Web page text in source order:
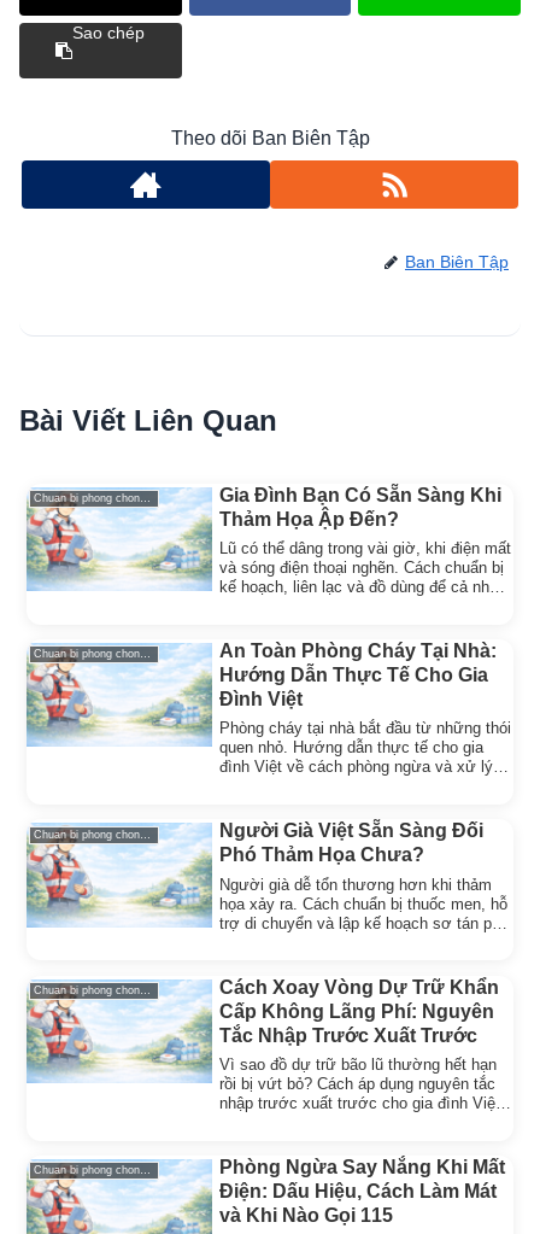
Sao chép
Theo dõi Ban Biên Tập
Ban Biên Tập
Bài Viết Liên Quan
Gia Đình Bạn Có Sẵn Sàng Khi
Thảm Họa Ập Đến?
Lũ có thể dâng trong vài giờ, khi điện mất
và sóng điện thoại nghẽn. Cách chuẩn bị
kế hoạch, liên lạc và đồ dùng để cả nhà
Chuan bi phong chong thien tai
An Toàn Phòng Cháy Tại Nhà:
Hướng Dẫn Thực Tế Cho Gia
Đình Việt
Phòng cháy tại nhà bắt đầu từ những thói
quen nhỏ. Hướng dẫn thực tế cho gia
đình Việt về cách phòng ngừa và xử lý
Người Già Việt Sẵn Sàng Đối
Phó Thảm Họa Chưa?
Người già dễ tổn thương hơn khi thảm
họa xảy ra. Cách chuẩn bị thuốc men, hỗ
trợ di chuyển và lập kế hoạch sơ tán phù
Cách Xoay Vòng Dự Trữ Khẩn
Cấp Không Lãng Phí: Nguyên
Tắc Nhập Trước Xuất Trước
Vì sao đồ dự trữ bão lũ thường hết hạn
rồi bị vứt bỏ? Cách áp dụng nguyên tắc
nhập trước xuất trước cho gia đình Việt
Chuan bi phong chong thien tai
Phòng Ngừa Say Nắng Khi Mất
Điện: Dấu Hiệu, Cách Làm Mát
và Khi Nào Gọi 115